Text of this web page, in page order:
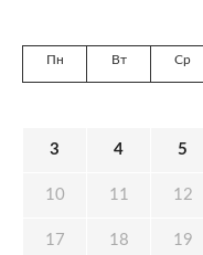
Пн Вт Ср
3 4 5
10 11 12
17 18 19